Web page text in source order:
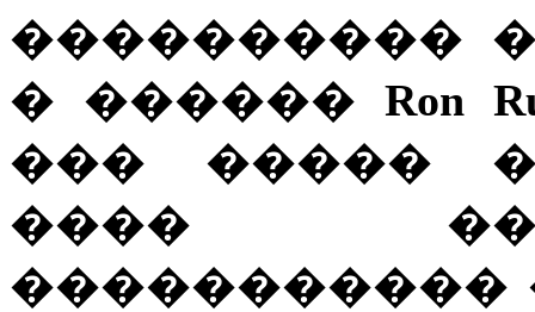
����������
� ������ Ron
��� �����
����
�����������